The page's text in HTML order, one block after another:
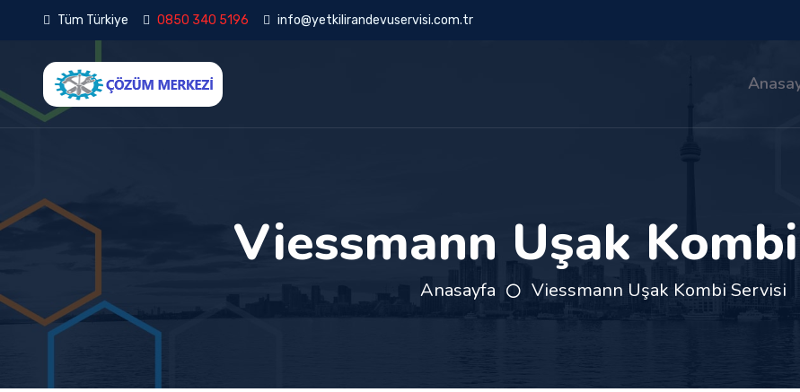
Tüm Türkiye 0850 340 5196 info@yetkilirandevuservisi.com.tr
Viessmann Uşak
Anasayfa Viessmann Uşak Kombi Servisi